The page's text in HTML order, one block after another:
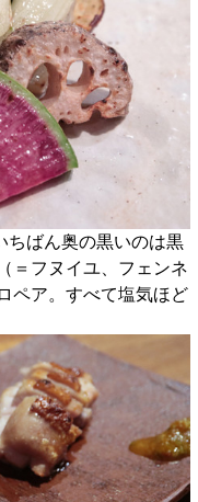
ちばん奥の黒いのは黒
＝フヌイユ、フェンネ
ペア。すべて塩気ほど